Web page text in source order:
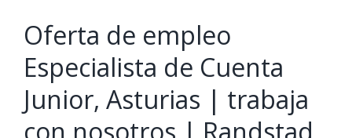
Oferta de empleo
Especialista de Cuenta
Junior, Asturias | trabaja
con nosotros | Randstad